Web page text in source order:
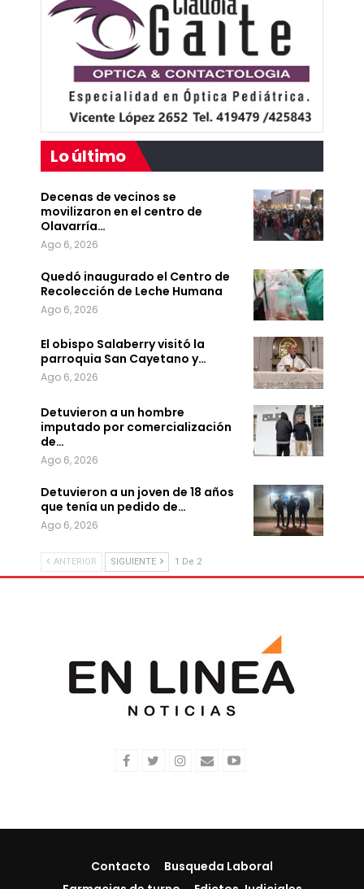
Lo último
Decenas de vecinos se
movilizaron en el centro de
Olavarría…
Ago 6, 2026
Quedó inaugurado el Centro de
Recolección de Leche Humana
Ago 6, 2026
El obispo Salaberry visitó la
parroquia San Cayetano y…
Ago 6, 2026
Detuvieron a un hombre
imputado por comercialización
de…
Ago 6, 2026
Detuvieron a un joven de 18 años
que tenía un pedido de…
Ago 6, 2026
ANTERIOR SIGUIENTE 1 De 2
Contacto
Busqueda Laboral